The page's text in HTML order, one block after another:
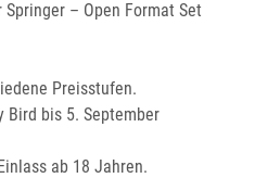
– Open Format Set
Preisstufen.
Bird bis 5. September
ab 18 Jahren.